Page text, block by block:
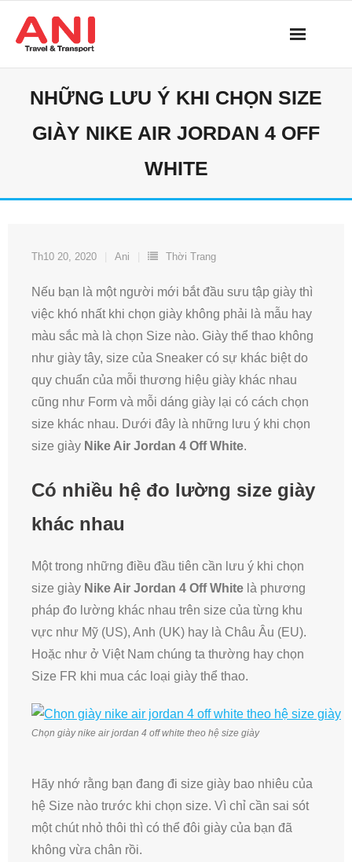
content
NHỮNG LƯU Ý KHI CHỌN SIZE
GIÀY NIKE AIR JORDAN 4 OFF
WHITE
Th10 20, 2020 Ani Thời Trang
Nếu bạn là một người mới bắt đầu sưu tập giày thì
việc khó nhất khi chọn giày không phải là mẫu hay
màu sắc mà là chọn Size nào. Giày thể thao không
như giày tây, size của Sneaker có sự khác biệt do
quy chuẩn của mỗi thương hiệu giày khác nhau
cũng như Form và mỗi dáng giày lại có cách chọn
size khác nhau. Dưới đây là những lưu ý khi chọn
size giày Nike Air Jordan 4 Off White.
Có nhiều hệ đo lường size giày
khác nhau
Một trong những điều đầu tiên cần lưu ý khi chọn
size giày Nike Air Jordan 4 Off White là phương
pháp đo lường khác nhau trên size của từng khu
vực như Mỹ (US), Anh (UK) hay là Châu Âu (EU).
Hoặc như ở Việt Nam chúng ta thường hay chọn
Size FR khi mua các loại giày thể thao.
Chọn giày nike air jordan 4 off white theo hệ size giày
Hãy nhớ rằng bạn đang đi size giày bao nhiêu của
hệ Size nào trước khi chọn size. Vì chỉ cần sai sót
một chút nhỏ thôi thì có thể đôi giày của bạn đã
không vừa chân rồi.